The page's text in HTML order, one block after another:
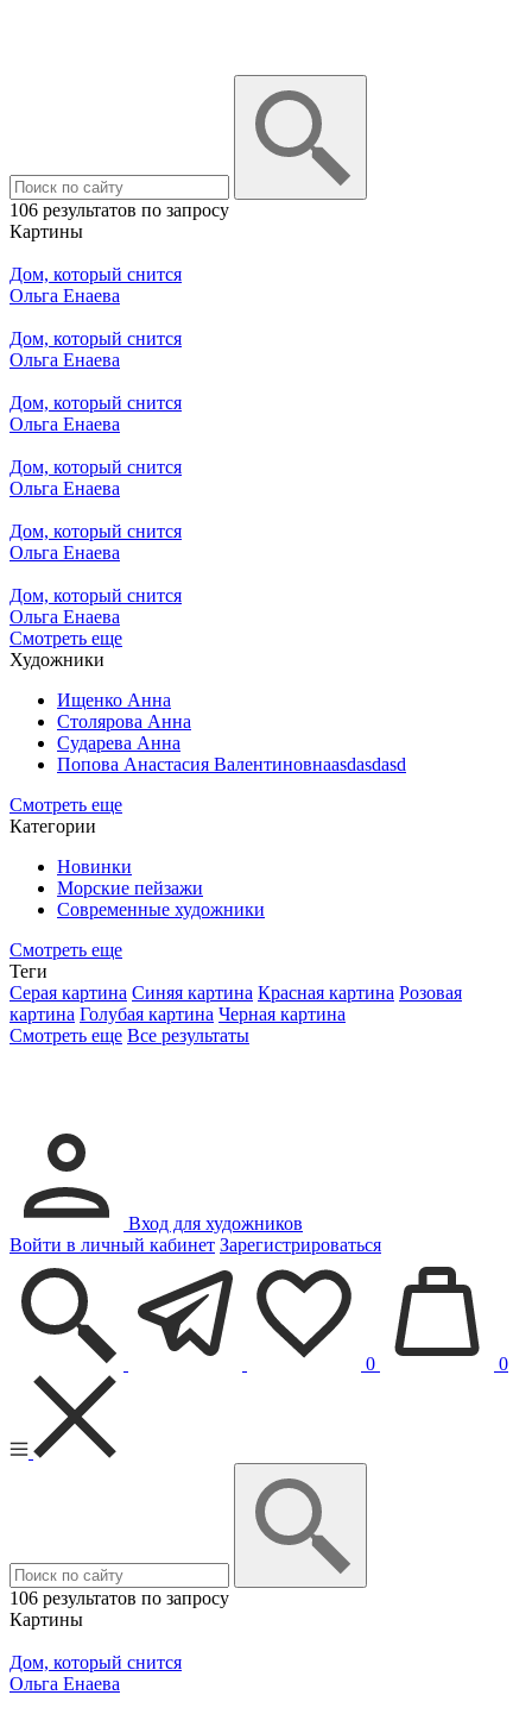
106 результатов по запросу
Картины
Дом, который снится
Ольга Енаева
Дом, который снится
Ольга Енаева
Дом, который снится
Ольга Енаева
Дом, который снится
Ольга Енаева
Дом, который снится
Ольга Енаева
Дом, который снится
Ольга Енаева
Смотреть еще
Художники
Ищенко Анна
Столярова Анна
Сударева Анна
Попова Анастасия Валентиновнаasdasdasd
Смотреть еще
Категории
Новинки
Морские пейзажи
Современные художники
Смотреть еще
Теги
Серая картина Синяя картина Красная картина Розовая
картина Голубая картина Черная картина
Смотреть еще Все результаты
Вход для художников
Войти в личный кабинет Зарегистрироваться
0 0
106 результатов по запросу
Картины
Дом, который снится
Ольга Енаева